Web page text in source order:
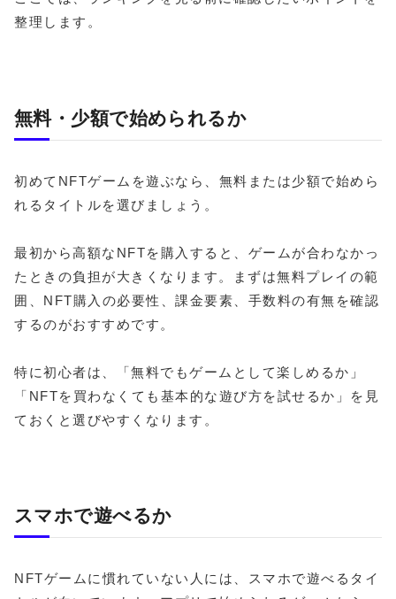
整理します。
無料・少額で始められるか
初めてNFTゲームを遊ぶなら、無料または少額で始めら
れるタイトルを選びましょう。
最初から高額なNFTを購入すると、ゲームが合わなかっ
たときの負担が大きくなります。まずは無料プレイの範
囲、NFT購入の必要性、課金要素、手数料の有無を確認
するのがおすすめです。
特に初心者は、「無料でもゲームとして楽しめるか」
「NFTを買わなくても基本的な遊び方を試せるか」を見
ておくと選びやすくなります。
スマホで遊べるか
NFTゲームに慣れていない人には、スマホで遊べるタイ